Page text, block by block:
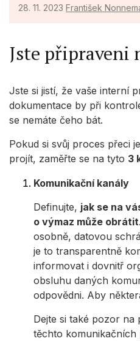
28. 11. 2023 František
Jste připraveni
Jste si jistí, že vaše interní
dokumentace by při
se nemáte čeho bát.
Pokud si svůj proces přeci
projít, zaměřte se na tyto 3
Komunikační kanály
Definujte, jak se na
o výmaz může obrátit
osobně, datovou
je to transparentně
informovat i dovnitř
obsluhu daných
odpovědni. Aby
Dejte si také pozor na
těchto komunikačních